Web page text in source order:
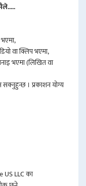
वा क्लिप भएमा,
भएमा (लिखित वा
। प्रकाशन योग्य
LLC का